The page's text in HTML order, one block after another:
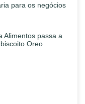
para os negócios
Alimentos passa a
Oreo